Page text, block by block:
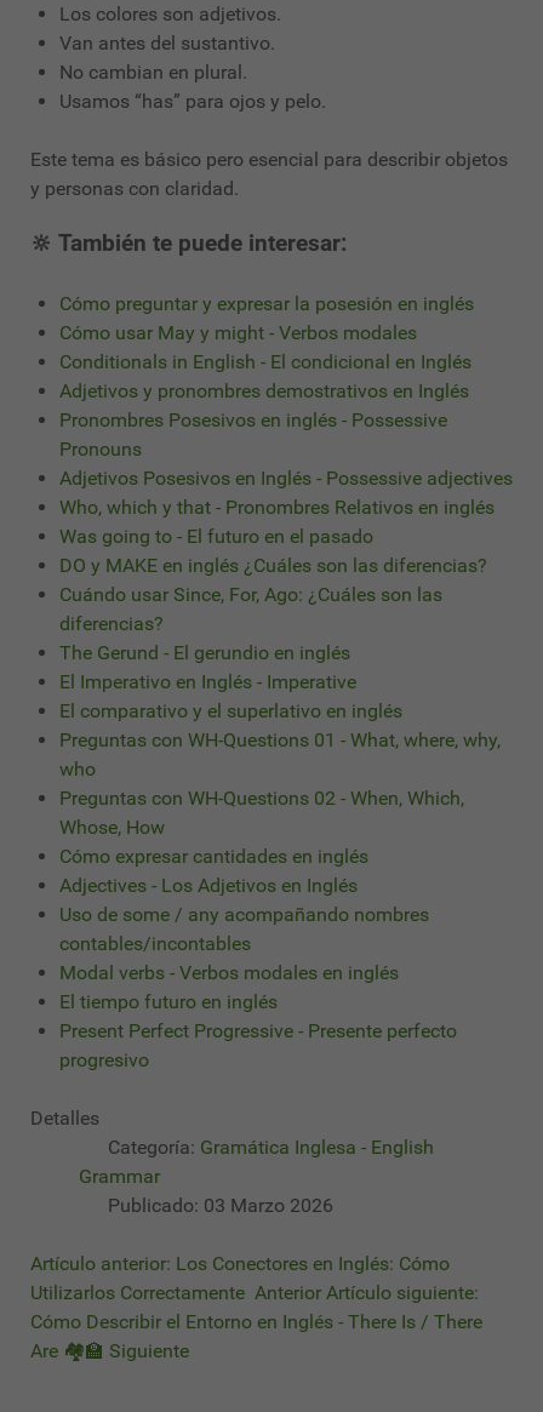
Los colores son adjetivos.
Van antes del sustantivo.
No cambian en plural.
Usamos “has” para ojos y pelo.
Este tema es básico pero esencial para describir objetos
y personas con claridad.
🔆 También te puede interesar:
Cómo preguntar y expresar la posesión en inglés
Cómo usar May y might - Verbos modales
Conditionals in English - El condicional en Inglés
Adjetivos y pronombres demostrativos en Inglés
Pronombres Posesivos en inglés - Possessive
Pronouns
Adjetivos Posesivos en Inglés - Possessive adjectives
Who, which y that - Pronombres Relativos en inglés
Was going to - El futuro en el pasado
DO y MAKE en inglés ¿Cuáles son las diferencias?
Cuándo usar Since, For, Ago: ¿Cuáles son las
diferencias?
The Gerund - El gerundio en inglés
El Imperativo en Inglés - Imperative
El comparativo y el superlativo en inglés
Preguntas con WH-Questions 01 - What, where, why,
who
Preguntas con WH-Questions 02 - When, Which,
Whose, How
Cómo expresar cantidades en inglés
Adjectives - Los Adjetivos en Inglés
Uso de some / any acompañando nombres
contables/incontables
Modal verbs - Verbos modales en inglés
El tiempo futuro en inglés
Present Perfect Progressive - Presente perfecto
progresivo
Detalles
Categoría: Gramática Inglesa - English
Grammar
Publicado: 03 Marzo 2026
Artículo anterior: Los Conectores en Inglés: Cómo
Utilizarlos Correctamente Anterior Artículo siguiente:
Cómo Describir el Entorno en Inglés - There Is / There
Are 🏘🏫 Siguiente